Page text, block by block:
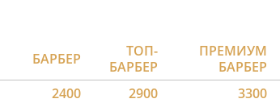
БАРБЕР
ТОП-
БАРБЕР
ПРЕМИУМ
БАРБЕР
2400 2900
3300